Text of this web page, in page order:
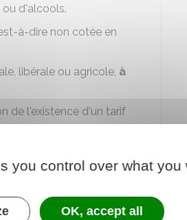
d'alcools.
à-dire non cotée en
libérale ou agricole, à
de l'existence d'un tarif
construction d'immeubles
you control over what you
OK, accept all